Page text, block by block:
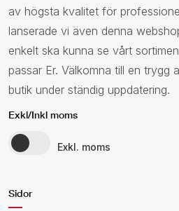
av högsta kvalitet för
lanserade vi även denna
enkelt ska kunna se vårt
passar Er. Välkomna till en trygg
butik under ständig uppdatering.
Exkl/Inkl moms
Exkl. moms
Sidor